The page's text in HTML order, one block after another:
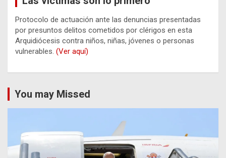
Protocolo de actuación ante las denuncias presentadas
por presuntos delitos cometidos por clérigos en esta
Arquidiócesis contra niños, niñas, jóvenes o personas
vulnerables. (Ver aquí)
You may Missed